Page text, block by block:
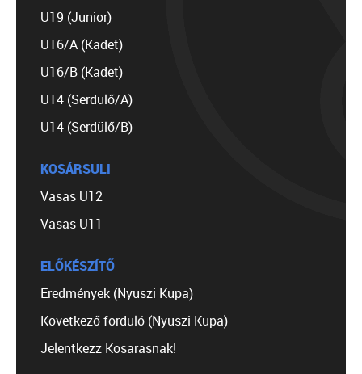
U19 (Junior)
U16/A (Kadet)
U16/B (Kadet)
U14 (Serdülő/A)
U14 (Serdülő/B)
KOSÁRSULI
Vasas U12
Vasas U11
ELŐKÉSZÍTŐ
Eredmények (Nyuszi Kupa)
Következő forduló (Nyuszi Kupa)
Jelentkezz Kosarasnak!